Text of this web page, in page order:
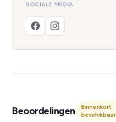
SOCIALE MEDIA
Beoordelingen
Binnenkort
beschikbaar